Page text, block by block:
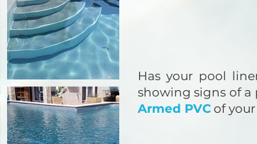
Has your pool
showing signs of a
Armed PVC of